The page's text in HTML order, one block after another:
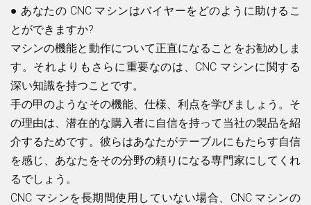
● あなたの CNC マシンはバイヤーをどのように助けるこ
とができますか?
マシンの機能と動作について正直になることをお勧めしま
す。それよりもさらに重要なのは、CNC マシンに関する
深い知識を持つことです。
手の甲のようなその機能、仕様、利点を学びましょう。そ
の理由は、潜在的な購入者に自信を持って当社の製品を紹
介するためです。彼らはあなたがテーブルにもたらす自信
を感じ、あなたをその分野の頼りになる専門家にしてくれ
るでしょう。
CNC マシンを長期間使用していない場合、CNC マシンの